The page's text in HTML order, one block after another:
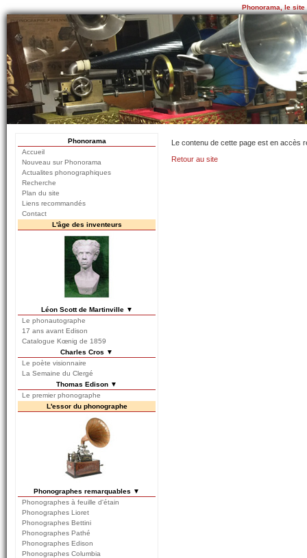
Phonorama, le
Phonorama
Accueil
Nouveau sur Phonorama
Actualites phonographiques
Recherche
Plan du site
Liens recommandés
Contact
L'âge des inventeurs
Léon Scott de Martinville ▼
Le phonautographe
17 ans avant Edison
Catalogue Kœnig de 1859
Charles Cros ▼
Le poète visionnaire
La Semaine du Clergé
Thomas Edison ▼
Le premier phonographe
L'essor du phonographe
Phonographes remarquables ▼
Phonographes à feuille d'étain
Phonographes Lioret
Phonographes Bettini
Phonographes Pathé
Phonographes Edison
Phonographes Columbia
Le contenu de cette page est en
Retour au site